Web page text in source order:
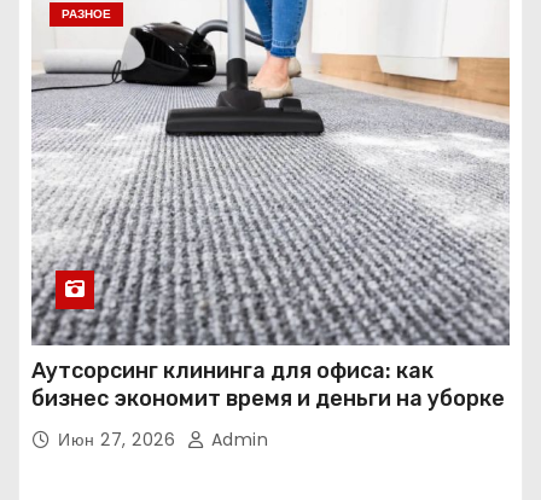
РАЗНОЕ
Аутсорсинг клининга для офиса: как
бизнес экономит время и деньги на уборке
Июн 27, 2026 Admin